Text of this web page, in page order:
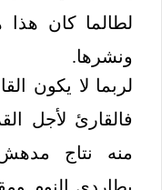
لطالما كان هذا
ونشرها.
لربما لا يكون
فالقارئ لأجل
منه نتاج